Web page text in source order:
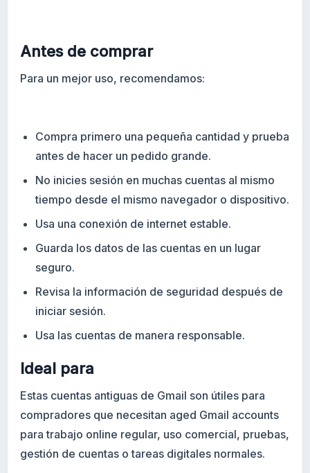
Antes de comprar
Para un mejor uso, recomendamos:
Compra primero una pequeña cantidad y prueba
antes de hacer un pedido grande.
No inicies sesión en muchas cuentas al mismo
tiempo desde el mismo navegador o dispositivo.
Usa una conexión de internet estable.
Guarda los datos de las cuentas en un lugar
seguro.
Revisa la información de seguridad después de
iniciar sesión.
Usa las cuentas de manera responsable.
Ideal para
Estas cuentas antiguas de Gmail son útiles para
compradores que necesitan aged Gmail accounts
para trabajo online regular, uso comercial, pruebas,
gestión de cuentas o tareas digitales normales.